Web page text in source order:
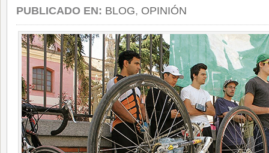
PUBLICADO EN: BLOG, OPINIÓN